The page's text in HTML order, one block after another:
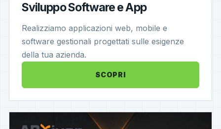
Sviluppo Software e App
Realizziamo applicazioni web, mobile e
software gestionali progettati sulle esigenze
della tua azienda.
SCOPRI